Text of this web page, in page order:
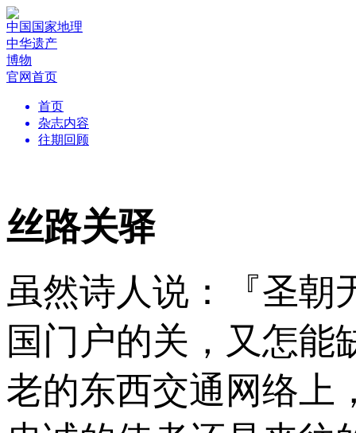
中国国家地理
中华遗产
博物
官网首页
首页
杂志内容
往期回顾
丝路关驿
虽然诗人说：『圣朝
国门户的关，又怎能
老的东西交通网络上